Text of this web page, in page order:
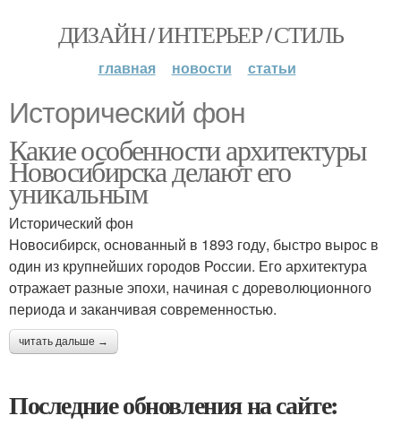
ДИЗАЙН / ИНТЕРЬЕР / СТИЛЬ
главная новости статьи
Исторический фон
Какие особенности архитектуры
Новосибирска делают его
уникальным
Исторический фон
Новосибирск, основанный в 1893 году, быстро вырос в
один из крупнейших городов России. Его архитектура
отражает разные эпохи, начиная с дореволюционного
периода и заканчивая современностью.
читать дальше →
Последние обновления на сайте: